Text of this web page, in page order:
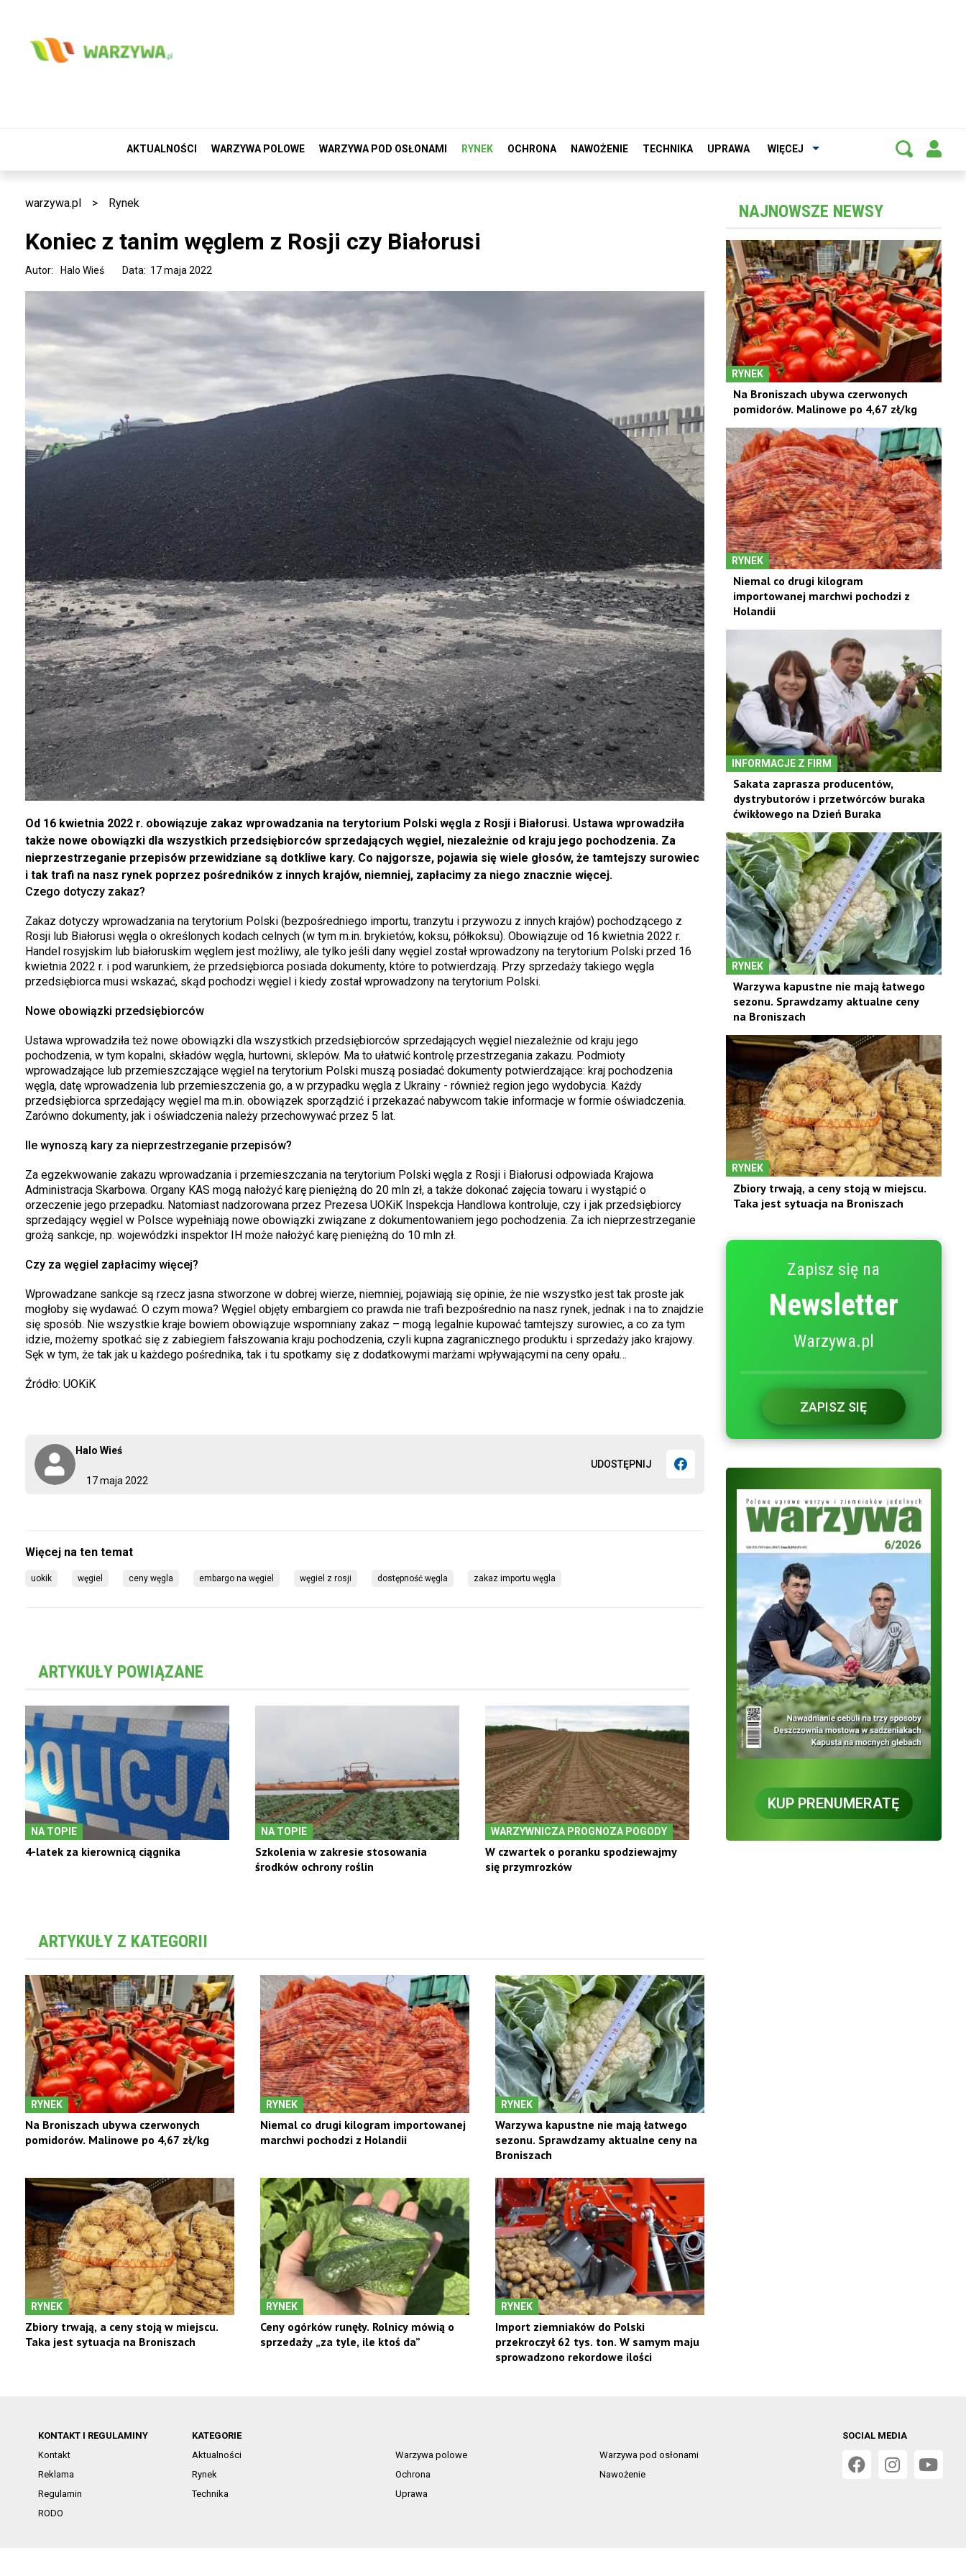
AKTUALNOŚCI WARZYWA POLOWE WARZYWA POD OSŁONAMI RYNEK OCHRONA NAWOŻENIE TECHNIKA UPRAWA WIĘCEJ
warzywa.pl > Rynek
Koniec z tanim węglem z Rosji czy Białorusi
Data: 17 maja 2022
Autor: Halo Wieś
17 maja 2022
Halo Wieś
UDOSTĘPNIJ
Od 16 kwietnia 2022 r. obowiązuje zakaz wprowadzania na terytorium Polski węgla z Rosji i Białorusi. Ustawa wprowadziła
także nowe obowiązki dla wszystkich przedsiębiorców sprzedających węgiel, niezależnie od kraju jego pochodzenia. Za
nieprzestrzeganie przepisów przewidziane są dotkliwe kary. Co najgorsze, pojawia się wiele głosów, że tamtejszy surowiec
i tak trafi na nasz rynek poprzez pośredników z innych krajów, niemniej, zapłacimy za niego znacznie więcej.
Czego dotyczy zakaz?
Zakaz dotyczy wprowadzania na terytorium Polski (bezpośredniego importu, tranzytu i przywozu z innych krajów) pochodzącego z
Rosji lub Białorusi węgla o określonych kodach celnych (w tym m.in. brykietów, koksu, półkoksu). Obowiązuje od 16 kwietnia 2022 r.
Handel rosyjskim lub białoruskim węglem jest możliwy, ale tylko jeśli dany węgiel został wprowadzony na terytorium Polski przed 16
kwietnia 2022 r. i pod warunkiem, że przedsiębiorca posiada dokumenty, które to potwierdzają. Przy sprzedaży takiego węgla
przedsiębiorca musi wskazać, skąd pochodzi węgiel i kiedy został wprowadzony na terytorium Polski.
Nowe obowiązki przedsiębiorców
Ustawa wprowadziła też nowe obowiązki dla wszystkich przedsiębiorców sprzedających węgiel niezależnie od kraju jego
pochodzenia, w tym kopalni, składów węgla, hurtowni, sklepów. Ma to ułatwić kontrolę przestrzegania zakazu. Podmioty
wprowadzające lub przemieszczające węgiel na terytorium Polski muszą posiadać dokumenty potwierdzające: kraj pochodzenia
węgla, datę wprowadzenia lub przemieszczenia go, a w przypadku węgla z Ukrainy - również region jego wydobycia. Każdy
przedsiębiorca sprzedający węgiel ma m.in. obowiązek sporządzić i przekazać nabywcom takie informacje w formie oświadczenia.
Zarówno dokumenty, jak i oświadczenia należy przechowywać przez 5 lat.
Ile wynoszą kary za nieprzestrzeganie przepisów?
Za egzekwowanie zakazu wprowadzania i przemieszczania na terytorium Polski węgla z Rosji i Białorusi odpowiada Krajowa
Administracja Skarbowa. Organy KAS mogą nałożyć karę pieniężną do 20 mln zł, a także dokonać zajęcia towaru i wystąpić o
orzeczenie jego przepadku. Natomiast nadzorowana przez Prezesa UOKiK Inspekcja Handlowa kontroluje, czy i jak przedsiębiorcy
sprzedający węgiel w Polsce wypełniają nowe obowiązki związane z dokumentowaniem jego pochodzenia. Za ich nieprzestrzeganie
grożą sankcje, np. wojewódzki inspektor IH może nałożyć karę pieniężną do 10 mln zł.
Czy za węgiel zapłacimy więcej?
Wprowadzane sankcje są rzecz jasna stworzone w dobrej wierze, niemniej, pojawiają się opinie, że nie wszystko jest tak proste jak
mogłoby się wydawać. O czym mowa? Węgiel objęty embargiem co prawda nie trafi bezpośrednio na nasz rynek, jednak i na to znajdzie
się sposób. Nie wszystkie kraje bowiem obowiązuje wspomniany zakaz – mogą legalnie kupować tamtejszy surowiec, a co za tym
idzie, możemy spotkać się z zabiegiem fałszowania kraju pochodzenia, czyli kupna zagranicznego produktu i sprzedaży jako krajowy.
Sęk w tym, że tak jak u każdego pośrednika, tak i tu spotkamy się z dodatkowymi marżami wpływającymi na ceny opału…
Źródło: UOKiK
uokik węgiel ceny węgla embargo na węgiel węgiel z rosji dostępność węgla zakaz importu węgla
ARTYKUŁY POWIĄZANE
NA TOPIE
4-latek za kierownicą ciągnika
NA TOPIE
Szkolenia w zakresie stosowania
środków ochrony roślin
WARZYWNICZA PROGNOZA POGODY
W czwartek o poranku spodziewajmy
się przymrozków
ARTYKUŁY Z KATEGORII
RYNEK
Na Broniszach ubywa czerwonych
pomidorów. Malinowe po 4,67 zł/kg
RYNEK
Niemal co drugi kilogram importowanej
marchwi pochodzi z Holandii
RYNEK
Warzywa kapustne nie mają łatwego
sezonu. Sprawdzamy aktualne ceny na
Broniszach
RYNEK
Zbiory trwają, a ceny stoją w miejscu.
Taka jest sytuacja na Broniszach
RYNEK
Ceny ogórków runęły. Rolnicy mówią o
sprzedaży „za tyle, ile ktoś da”
RYNEK
Import ziemniaków do Polski
przekroczył 62 tys. ton. W samym maju
sprowadzono rekordowe ilości
NAJNOWSZE NEWSY
RYNEK
Na Broniszach ubywa czerwonych
pomidorów. Malinowe po 4,67 zł/kg
RYNEK
Niemal co drugi kilogram
importowanej marchwi pochodzi z
Holandii
INFORMACJE Z FIRM
Sakata zaprasza producentów,
dystrybutorów i przetwórców buraka
ćwikłowego na Dzień Buraka
RYNEK
Warzywa kapustne nie mają łatwego
sezonu. Sprawdzamy aktualne ceny
na Broniszach
RYNEK
Zbiory trwają, a ceny stoją w miejscu.
Taka jest sytuacja na Broniszach
Zapisz się na
Newsletter
Warzywa.pl
ZAPISZ SIĘ
KUP PRENUMERATĘ
KONTAKT I REGULAMINY
Kontakt
Reklama
Regulamin
RODO
KATEGORIE
Aktualności
Warzywa polowe
Warzywa pod osłonami
Rynek
Ochrona
Nawożenie
Technika
Uprawa
SOCIAL MEDIA